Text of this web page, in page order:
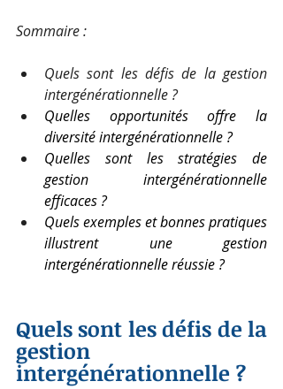
Sommaire :
Quels sont les défis de la gestion
intergénérationnelle ?
Quelles opportunités offre la
diversité intergénérationnelle ?
Quelles sont les stratégies de
gestion intergénérationnelle
efficaces ?
Quels exemples et bonnes pratiques
illustrent une gestion
intergénérationnelle réussie ?
Quels sont les défis de la
gestion
intergénérationnelle ?